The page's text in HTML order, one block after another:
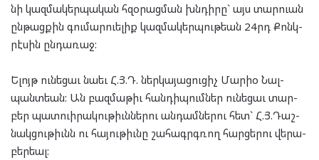
նի կազ­մա­կեր­պա­կան հզօ­րաց­ման խնդի­րը` այս տար­ուան
ըն­թաց­քին գու­մար­ուե­լիք կազ­մա­կեր­պու­թեան 24րդ Քոնկ­
րէ­սին ըն­դա­ռաջ:
Ելոյթ ու­նե­ցաւ նա­եւ Հ.Յ.Դ. ներ­կա­յա­ցու­ցիչ Մարիօ Նալ­
պանտ­եան: Ան բազ­մա­թիւ հան­դի­պում­ներ ու­նե­ցաւ տար­
բեր պատ­ուի­րա­կու­թիւն­նե­րու ան­դամ­նե­րու հետ` Հ.Յ.Դաշ­
նակ­ցու­թիւնն ու հա­յու­թիւնը շա­հագրգ­ռող հար­ցե­րու վե­րա­
բեր­եալ: